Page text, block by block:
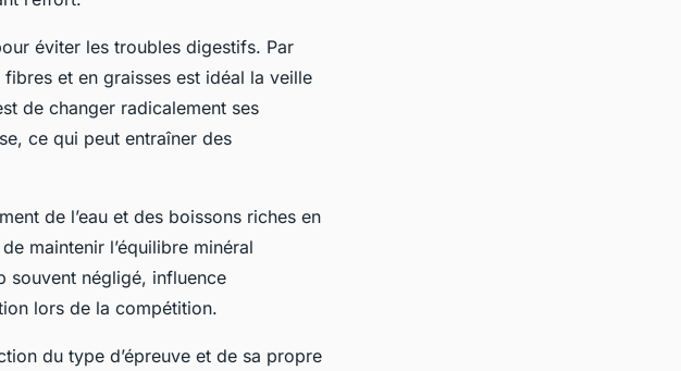
éviter les troubles digestifs. Par
et en graisses est idéal la veille
de changer radicalement ses
ce qui peut entraîner des
de l’eau et des boissons riches en
maintenir l’équilibre minéral
souvent négligé, influence
lors de la compétition.
du type d’épreuve et de sa propre